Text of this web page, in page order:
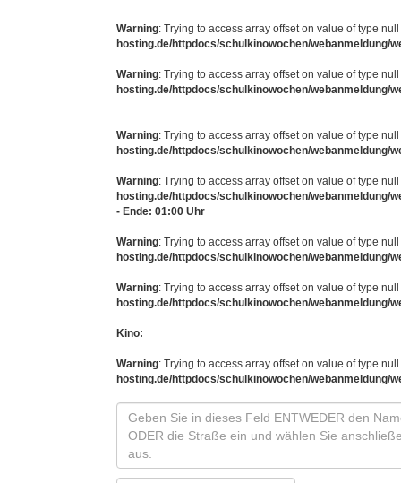
Warning: Trying to access array offset on value of type
hosting.de/httpdocs/schulkinowochen/webanmeldung/
Warning: Trying to access array offset on value of type
hosting.de/httpdocs/schulkinowochen/webanmeldung/
Warning: Trying to access array offset on value of type
hosting.de/httpdocs/schulkinowochen/webanmeldung/
Warning: Trying to access array offset on value of type
hosting.de/httpdocs/schulkinowochen/webanmeldung/
- Ende: 01:00 Uhr
Warning: Trying to access array offset on value of type
hosting.de/httpdocs/schulkinowochen/webanmeldung/
Warning: Trying to access array offset on value of type
hosting.de/httpdocs/schulkinowochen/webanmeldung/
Kino:
Warning: Trying to access array offset on value of type
hosting.de/httpdocs/schulkinowochen/webanmeldung/